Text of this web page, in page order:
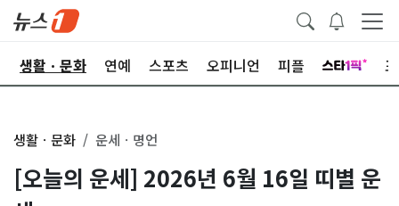
생활ㆍ문화 연예 스포츠 오피니언 피플
생활ㆍ문화 운세ㆍ명언
[오늘의 운세] 2026년 6월 16일 띠별 운